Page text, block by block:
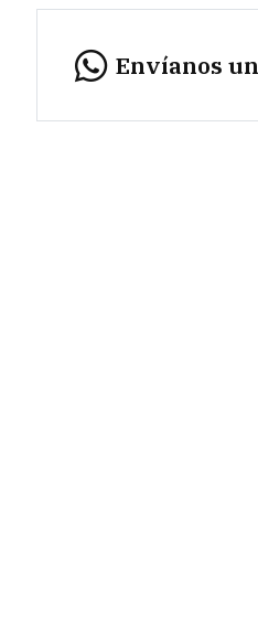
Envíanos